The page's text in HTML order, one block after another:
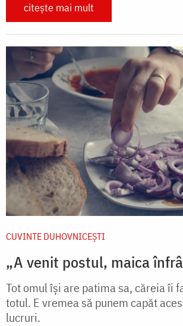
citește mai mult
CUVINTE DUHOVNICEȘTI
„A venit postul, maica
Tot omul își are patima sa, căreia îi
totul. E vremea să punem capăt
lucruri.